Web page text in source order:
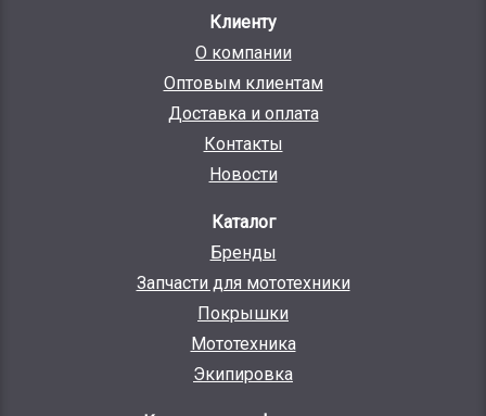
Клиенту
О компании
Оптовым клиентам
Доставка и оплата
Контакты
Новости
Каталог
Бренды
Запчасти для мототехники
Покрышки
Мототехника
Экипировка